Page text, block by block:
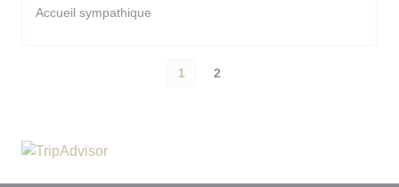
Accueil sympathique
1 2